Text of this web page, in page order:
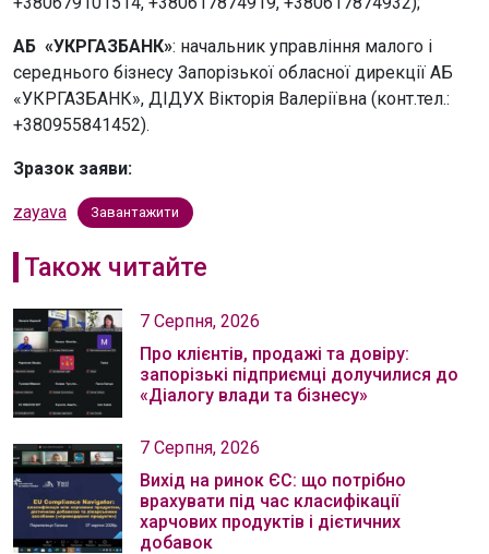
АБ «УКРГАЗБАНК»: начальник управління малого і
середнього бізнесу Запорізької обласної дирекції АБ
«УКРГАЗБАНК», ДІДУХ Вікторія Валеріївна (конт.тел.:
+380955841452).
Зразок заяви:
zayava Завантажити
Також читайте
7 Серпня, 2026
Про клієнтів, продажі та довіру:
запорізькі підприємці долучилися до
«Діалогу влади та бізнесу»
7 Серпня, 2026
Вихід на ринок ЄС: що потрібно
врахувати під час класифікації
харчових продуктів і дієтичних
добавок